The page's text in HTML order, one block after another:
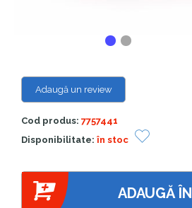
Adaugă un review
Cod produs:7757441
Disponibilitate: în stoc
ADAUGĂ